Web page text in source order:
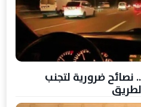
نصائح ضرورية لتجنب